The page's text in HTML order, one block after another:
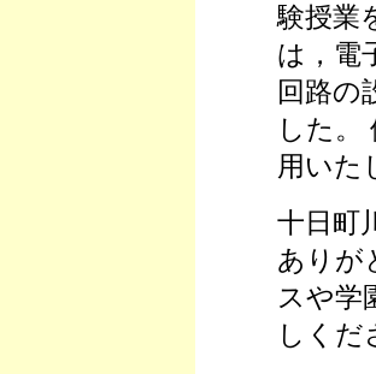
験授業
は，電
回路の
した。
用いた
十日町
ありが
スや学
しくだ